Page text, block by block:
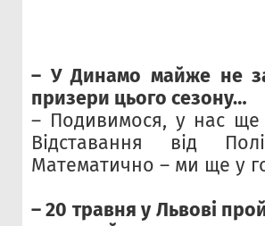
– У Динамо майже не
призери цього сезону…
– Подивимося, у нас ще
Відставання від
Математично – ми ще у
– 20 травня у Львові